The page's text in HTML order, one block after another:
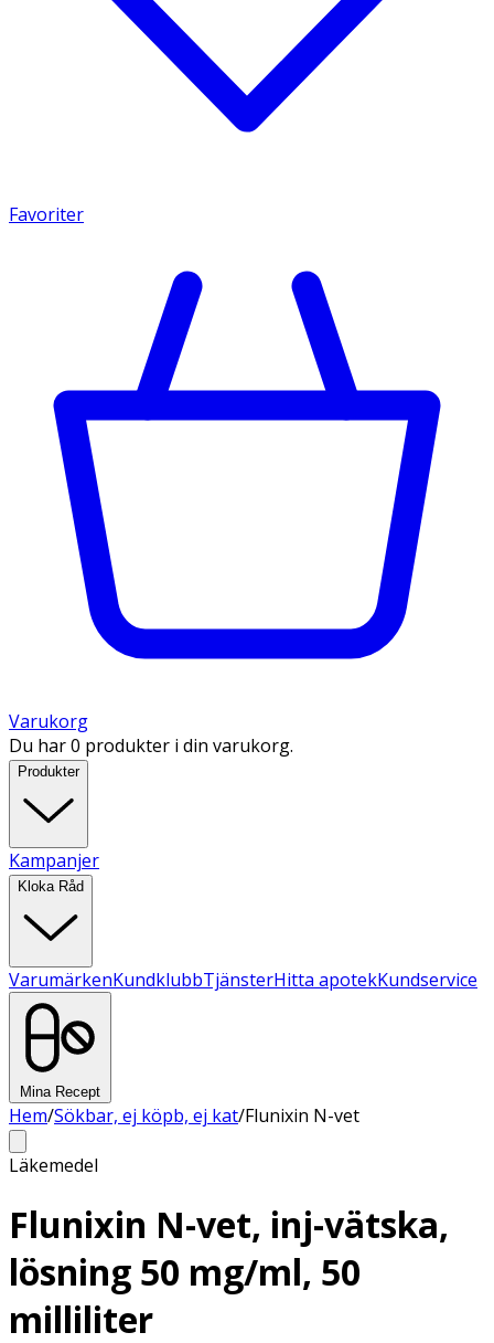
Favoriter
Varukorg
Du har 0 produkter i din varukorg.
Produkter
Kampanjer
Kloka Råd
VarumärkenKundklubbTjänsterHitta apotekKundservice
Mina Recept
Hem/Sökbar, ej köpb, ej kat/Flunixin N-vet
Läkemedel
Flunixin N-vet, inj-vätska,
lösning 50 mg/ml, 50
milliliter